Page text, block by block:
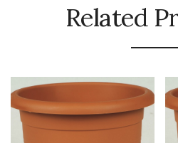
Related